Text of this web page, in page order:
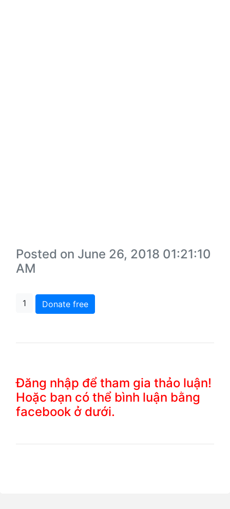
Posted on June 26, 2018 01:21:10
AM
1 Donate free
Đăng nhập để tham gia thảo luận!
Hoặc bạn có thể bình luận bằng
facebook ở dưới.